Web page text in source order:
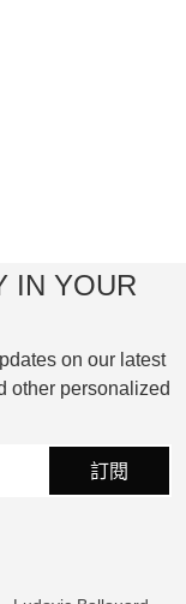
的視覺景
了輕盈的
這款手動上
個串聯的快
自製變量
時螺絲，
上，旁邊
IN YOUR
on our latest
other personalized
訂閱